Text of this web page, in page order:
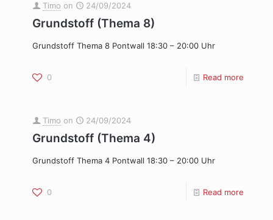
Timo on 24/09/2024
Grundstoff (Thema 8)
Grundstoff Thema 8 Pontwall 18:30 – 20:00 Uhr
0 Read more
Timo on 24/09/2024
Grundstoff (Thema 4)
Grundstoff Thema 4 Pontwall 18:30 – 20:00 Uhr
0 Read more